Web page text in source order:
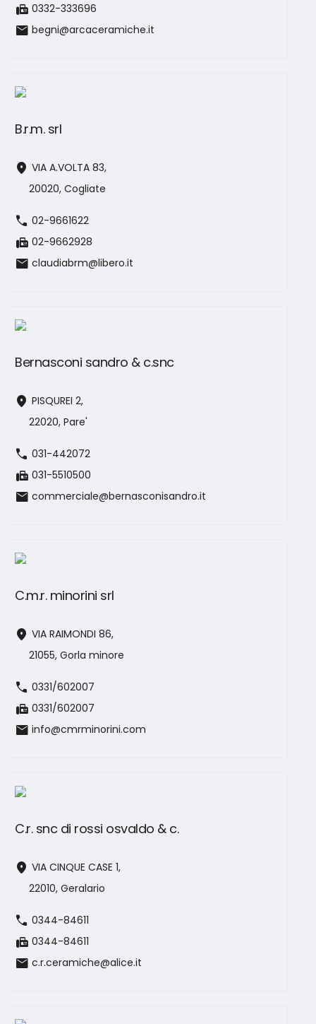
fax 0332-333696
mail begni@arcaceramiche.it
B.r.m. srl
location_on VIA A.VOLTA 83,
20020, Cogliate
call 02-9661622
fax 02-9662928
mail claudiabrm@libero.it
Bernasconi sandro & c.snc
location_on PISQUREI 2,
22020, Pare'
call 031-442072
fax 031-5510500
mail commerciale@bernasconisandro.it
C.m.r. minorini srl
location_on VIA RAIMONDI 86,
21055, Gorla minore
call 0331/602007
fax 0331/602007
mail info@cmrminorini.com
C.r. snc di rossi osvaldo & c.
location_on VIA CINQUE CASE 1,
22010, Geralario
call 0344-84611
fax 0344-84611
mail c.r.ceramiche@alice.it